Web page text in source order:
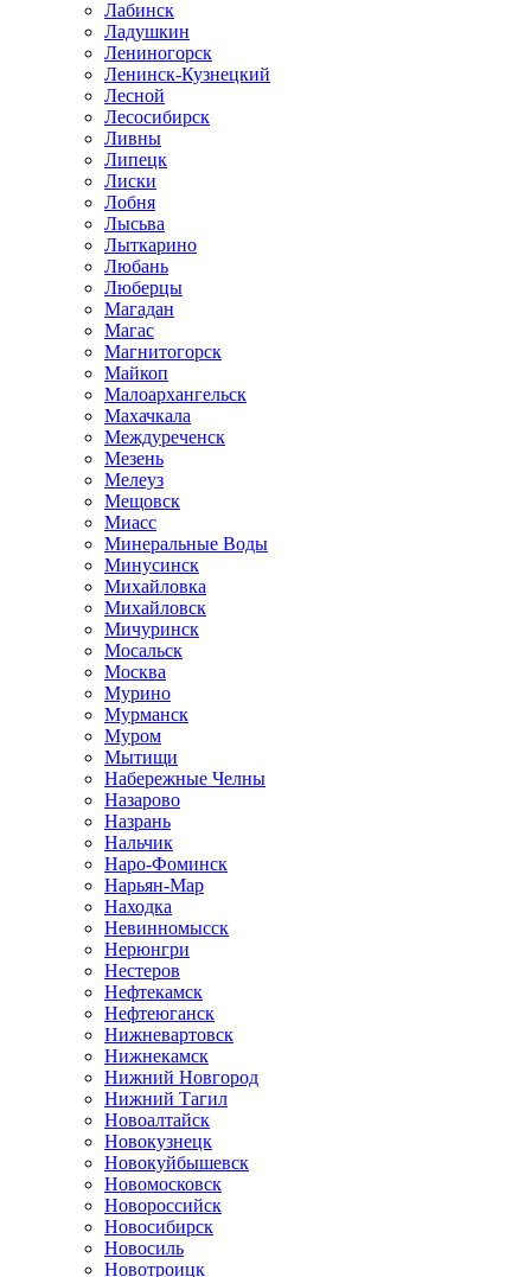
Лабинск
Ладушкин
Лениногорск
Ленинск-Кузнецкий
Лесной
Лесосибирск
Ливны
Липецк
Лиски
Лобня
Лысьва
Лыткарино
Любань
Люберцы
Магадан
Магас
Магнитогорск
Майкоп
Малоархангельск
Махачкала
Междуреченск
Мезень
Мелеуз
Мещовск
Миасс
Минеральные Воды
Минусинск
Михайловка
Михайловск
Мичуринск
Мосальск
Москва
Мурино
Мурманск
Муром
Мытищи
Набережные Челны
Назарово
Назрань
Нальчик
Наро-Фоминск
Нарьян-Мар
Находка
Невинномысск
Нерюнгри
Нестеров
Нефтекамск
Нефтеюганск
Нижневартовск
Нижнекамск
Нижний Новгород
Нижний Тагил
Новоалтайск
Новокузнецк
Новокуйбышевск
Новомосковск
Новороссийск
Новосибирск
Новосиль
Новотроицк